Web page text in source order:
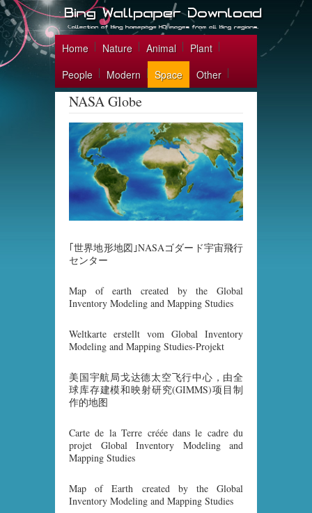
Home Nature Animal
Plant
People
Modern Space Other
NASA Globe
｢世界地形地図｣NASAゴダード宇宙飛行
センター
Map of earth created by the Global
Inventory Modeling and Mapping Studies
Weltkarte erstellt vom Global Inventory
Modeling and Mapping Studies-Projekt
美国宇航局戈达德太空飞行中心，由全
球库存建模和映射研究(GIMMS)项目制
作的地图
Carte de la Terre créée dans le cadre du
projet Global Inventory Modeling and
Mapping Studies
Map of Earth created by the Global
Inventory Modeling and Mapping Studies